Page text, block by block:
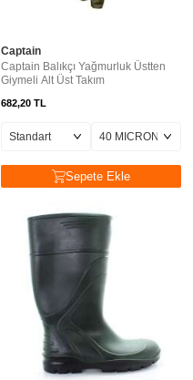
Captain
Captain Balıkçı Yağmurluk Üstten
Giymeli Alt Üst Takım
682,20 TL
Sepete Ekle